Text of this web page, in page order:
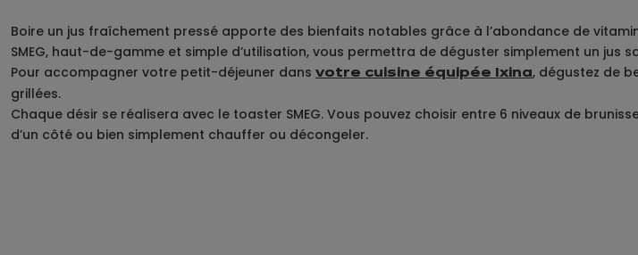
Boire un jus fraîchement pressé apporte des bienfaits notables grâce à l’abondance de
SMEG, haut-de-gamme et simple d’utilisation, vous permettra de déguster simplement un jus
Pour accompagner votre petit-déjeuner dans votre cuisine équipée Ixina, dégustez de
grillées.
Chaque désir se réalisera avec le toaster SMEG. Vous pouvez choisir entre 6 niveaux de
d’un côté ou bien simplement chauffer ou décongeler.